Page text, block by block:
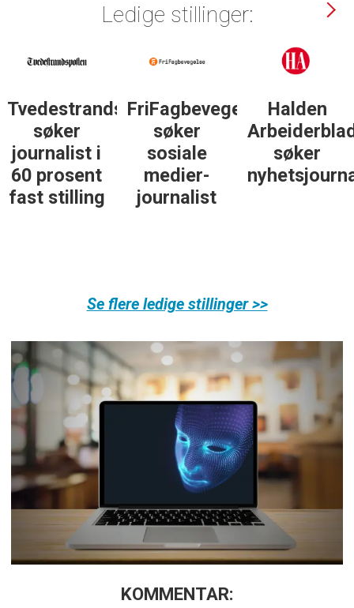
Ledige stillinger:
Tvedestrandsposten
søker
journalist i
60 prosent
fast stilling
FriFagbevegelse
søker
sosiale
medier-
journalist
Halden
søker
Se flere ledige stillinger >>
KOMMENTAR: